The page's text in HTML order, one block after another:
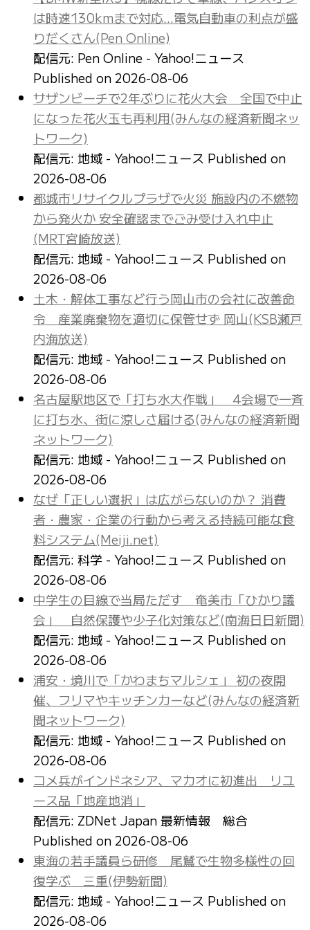
は時速130kmまで対応…電気自動車の利点が盛
りだくさん(Pen Online)
配信元: Pen Online - Yahoo!ニュース
Published on 2026-08-06
サザンビーチで2年ぶりに花火大会 全国で中止
になった花火玉も再利用(みんなの経済新聞ネッ
トワーク)
配信元: 地域 - Yahoo!ニュース Published on
2026-08-06
都城市リサイクルプラザで火災 施設内の不燃物
から発火か 安全確認までごみ受け入れ中止
(MRT宮崎放送)
配信元: 地域 - Yahoo!ニュース Published on
2026-08-06
土木・解体工事など行う岡山市の会社に改善命
令 産業廃棄物を適切に保管せず 岡山(KSB瀬戸
内海放送)
配信元: 地域 - Yahoo!ニュース Published on
2026-08-06
名古屋駅地区で「打ち水大作戦」 4会場で一斉
に打ち水、街に涼しさ届ける(みんなの経済新聞
ネットワーク)
配信元: 地域 - Yahoo!ニュース Published on
2026-08-06
なぜ「正しい選択」は広がらないのか？ 消費
者・農家・企業の行動から考える持続可能な食
料システム(Meiji.net)
配信元: 科学 - Yahoo!ニュース Published on
2026-08-06
中学生の目線で当局ただす 奄美市「ひかり議
会」 自然保護や少子化対策など(南海日日新聞)
配信元: 地域 - Yahoo!ニュース Published on
2026-08-06
浦安・境川で「かわまちマルシェ」 初の夜開
催、フリマやキッチンカーなど(みんなの経済新
聞ネットワーク)
配信元: 地域 - Yahoo!ニュース Published on
2026-08-06
コメ兵がインドネシア、マカオに初進出 リユ
ース品「地産地消」
配信元: ZDNet Japan 最新情報 総合
Published on 2026-08-06
東海の若手議員ら研修 尾鷲で生物多様性の回
復学ぶ 三重(伊勢新聞)
配信元: 地域 - Yahoo!ニュース Published on
2026-08-06